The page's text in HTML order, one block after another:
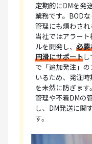
定期的にDMを発
業務です。BOD
管理にも煩わされ
当社ではアラー
ルを開発し、 必要
円滑にサポートし
で「追加発注」
いるため、発注
を未然に防ぎま
管理や不着DMの
し、DM発送に関
す。